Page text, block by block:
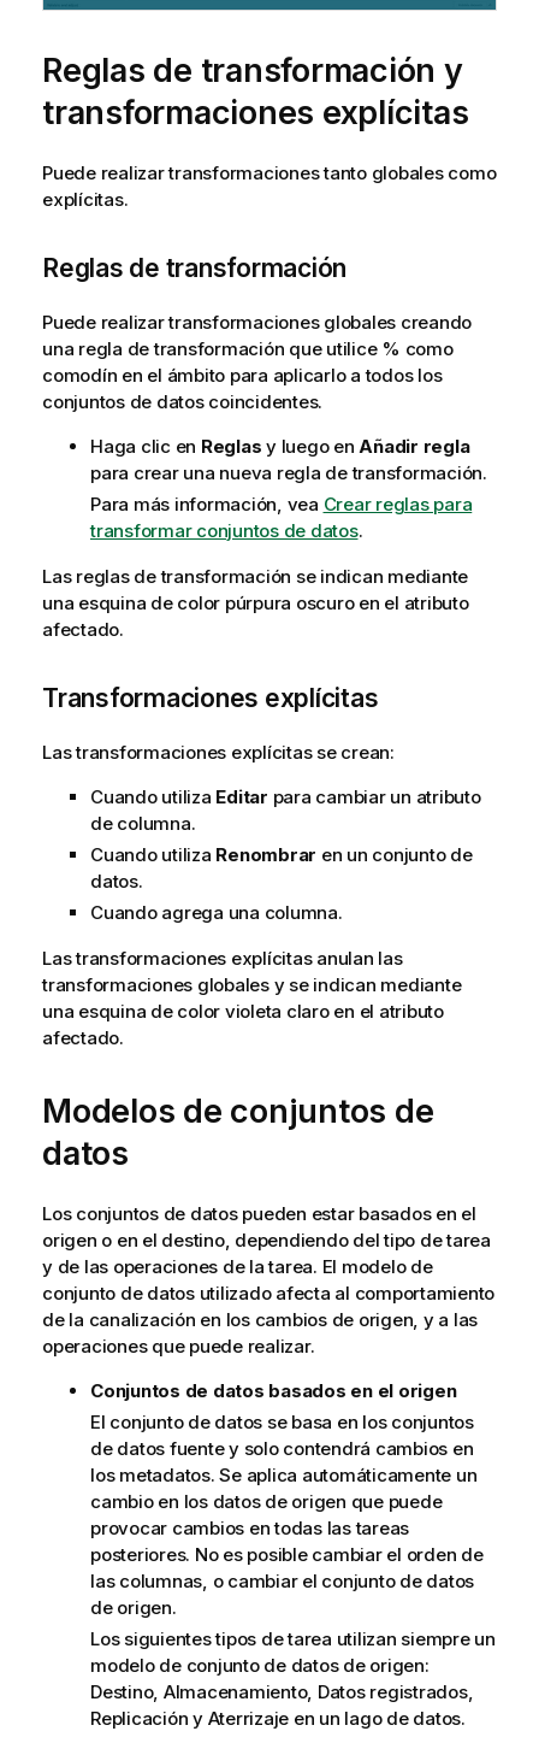
Reglas de transformación y
transformaciones explícitas
Puede realizar transformaciones tanto globales como
explícitas.
Reglas de transformación
Puede realizar transformaciones globales creando
una regla de transformación que utilice % como
comodín en el ámbito para aplicarlo a todos los
conjuntos de datos coincidentes.
Haga clic en Reglas y luego enAñadir regla
para crear una nueva regla de transformación.
Para más información, vea Crear reglas para
transformar conjuntos de datos.
Las reglas de transformación se indican mediante
una esquina de color púrpura oscuro en el atributo
afectado.
Transformaciones explícitas
Las transformaciones explícitas se crean:
Cuando utiliza Editar para cambiar un atributo
de columna.
Cuando utiliza Renombrar en un conjunto de
datos.
Cuando agrega una columna.
Las transformaciones explícitas anulan las
transformaciones globales y se indican mediante
una esquina de color violeta claro en el atributo
afectado.
Modelos de conjuntos de
datos
Los conjuntos de datos pueden estar basados en el
origen o en el destino, dependiendo del tipo de tarea
y de las operaciones de la tarea. El modelo de
conjunto de datos utilizado afecta al comportamiento
de la canalización en los cambios de origen, y a las
operaciones que puede realizar.
Conjuntos de datos basados en el origen
El conjunto de datos se basa en los conjuntos
de datos fuente y solo contendrá cambios en
los metadatos. Se aplica automáticamente un
cambio en los datos de origen que puede
provocar cambios en todas las tareas
posteriores. No es posible cambiar el orden de
las columnas, o cambiar el conjunto de datos
de origen.
Los siguientes tipos de tarea utilizan siempre un
modelo de conjunto de datos de origen:
Destino, Almacenamiento, Datos registrados,
Replicación y Aterrizaje en un lago de datos.